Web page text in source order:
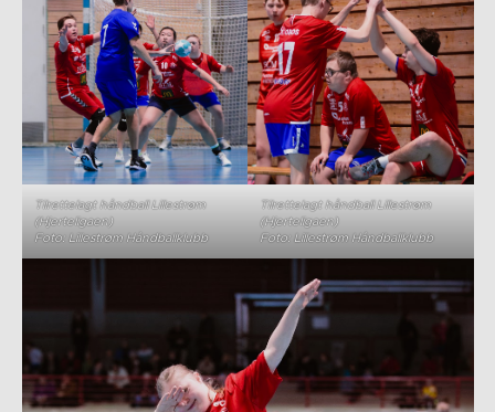
Tilrettelagt håndball Lillestrøm
(Hjerteligaen)
Foto: Lillestrøm Håndballklubb
Tilrettelagt håndball Lillestrøm
(Hjerteligaen)
Foto: Lillestrøm Håndballklubb